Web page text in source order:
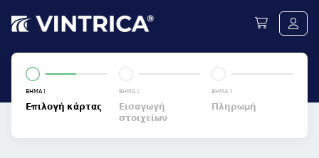
ΒΉΜΑ 1
Επιλογή κάρτας
ΒΉΜΑ 2
Εισαγωγή
στοιχείων
ΒΉΜΑ 3
Πληρωμή